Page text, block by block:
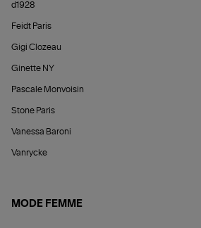
d1928
Feidt Paris
Gigi Clozeau
Ginette NY
Pascale Monvoisin
Stone Paris
Vanessa Baroni
Vanrycke
MODE FEMME